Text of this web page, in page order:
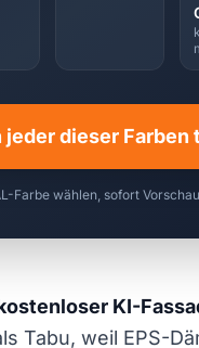
jeder dieser
Farbe wählen, sofort
KI-
Tabu, weil EPS-